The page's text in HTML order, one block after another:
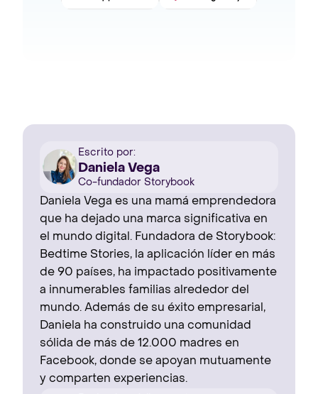
Escrito por:
Daniela Vega
Co-fundador Storybook
Daniela Vega es una mamá emprendedora
que ha dejado una marca significativa en
el mundo digital. Fundadora de Storybook:
Bedtime Stories, la aplicación líder en más
de 90 países, ha impactado positivamente
a innumerables familias alrededor del
mundo. Además de su éxito empresarial,
Daniela ha construido una comunidad
sólida de más de 12.000 madres en
Facebook, donde se apoyan mutuamente
y comparten experiencias.